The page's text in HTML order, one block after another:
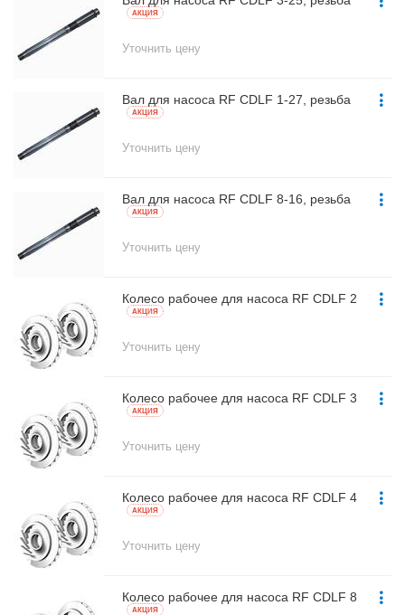
AКЦИЯ
Уточнить цену
Вал для насоса RF CDLF 1-27, резьба
AКЦИЯ
Уточнить цену
Вал для насоса RF CDLF 8-16, резьба
AКЦИЯ
Уточнить цену
Колесо рабочее для насоса RF CDLF 2
AКЦИЯ
Уточнить цену
Колесо рабочее для насоса RF CDLF 3
AКЦИЯ
Уточнить цену
Колесо рабочее для насоса RF CDLF 4
AКЦИЯ
Уточнить цену
Колесо рабочее для насоса RF CDLF 8
AКЦИЯ